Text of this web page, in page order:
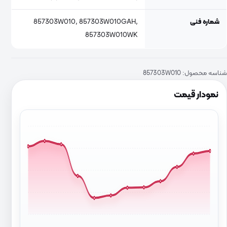
نمودار قیمت
شماره فنی
857303W010, 857303W010GAH,
857303W010WK
شناسه محصول: 857303W010